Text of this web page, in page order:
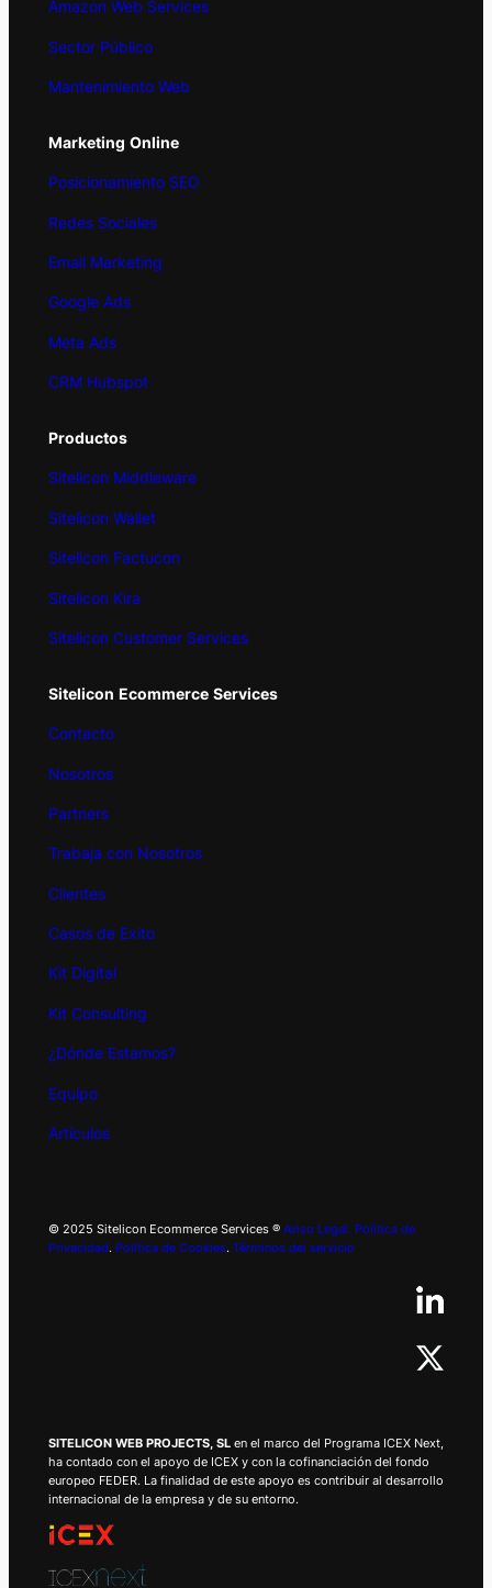
Amazon Web Services
Sector Público
Mantenimiento Web
Marketing Online
Posicionamiento SEO
Redes Sociales
Email Marketing
Google Ads
Meta Ads
CRM Hubspot
Productos
Sitelicon Middleware
Sitelicon Wallet
Sitelicon Factucon
Sitelicon Kira
Sitelicon Customer Services
Sitelicon Ecommerce Services
Contacto
Nosotros
Partners
Trabaja con Nosotros
Clientes
Casos de Exito
KitDigital
Kit Consulting
¿Dónde Estamos?
Equipo
Artículos
© 2025 Sitelicon Ecommerce Services ® Aviso Legal. Politica de
Privacidad. Politica de Cookies. Términos del servicio
SITELICON WEB PROJECTS, SLen el marco del Programa ICEX Next,
ha contado con el apoyo de ICEX y con la cofinanciación del fondo
europeo FEDER. La finalidad de este apoyo es contribuir al desarrollo
internacional de la empresa y de su entorno.